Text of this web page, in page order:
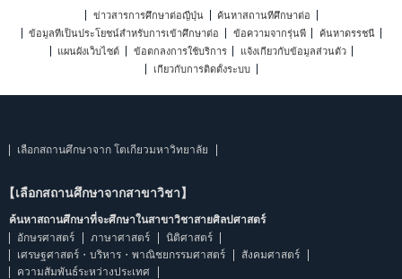
ข่าวสารการศึกษาต่อญี่ปุ่น
ค้นหาสถานที่ศึกษาต่อ
ข้อมูลที่เป็นประโยชน์สำหรับการเข้าศึกษาต่อ
ข้อความจากรุ่นพี่
ค้นหาดรรชนี
แผนผังเว็บไซต์
ข้อตกลงการใช้บริการ
แจ้งเกี่ยวกับข้อมูลส่วนตัว
เกี่ยวกับการติดตั้งระบบ
เลือกสถานศึกษาจาก โตเกียวมหาวิทยาลัย
【เลือกสถานศึกษาจากสาขาวิชา】
ค้นหาสถานศึกษาที่จะศึกษาในสาขาวิชาสายศิลปศาสตร์
อักษรศาสตร์
ภาษาศาสตร์
นิติศาสตร์
เศรษฐศาสตร์・บริหาร・พาณิชยกรรมศาสตร์
สังคมศาสตร์
ความสัมพันธ์ระหว่างประเทศ